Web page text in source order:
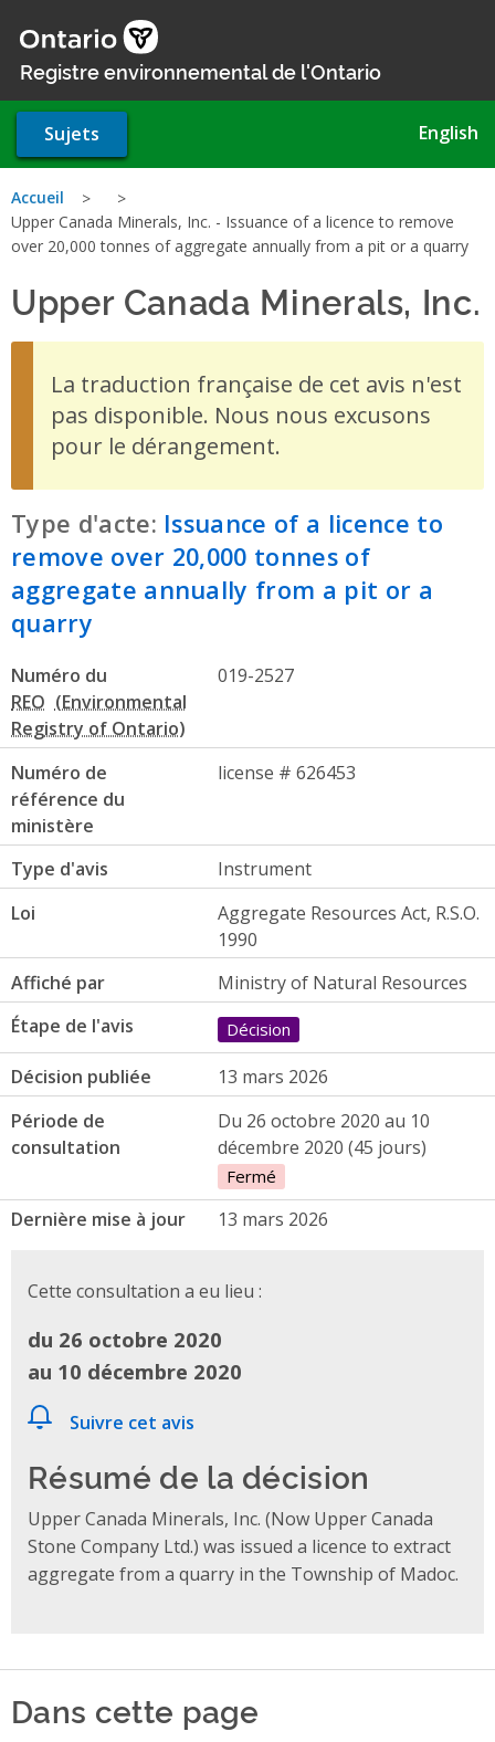
au
contenu
Registre environnemental de l'Ontario
Sujets English
Vous
êtes
ici
Accueil
Upper Canada Minerals, Inc. - Issuance of a licence to remove
over 20,000 tonnes of aggregate annually from a pit or a quarry
Upper Canada Minerals, Inc.
La traduction française de cet avis n'est
pas disponible. Nous nous excusons
pour le dérangement.
Type d'acte: Issuance of a licence to
remove over 20,000 tonnes of
aggregate annually from a pit or a
quarry
Numéro du
REO
019-2527
Numéro de
référence du
ministère
license # 626453
Type d'avis
Instrument
Loi
Aggregate Resources Act, R.S.O.
1990
Affiché par
Ministry of Natural Resources
Étape de l'avis
Décision
Décision publiée
13 mars 2026
Période de
consultation
Du 26 octobre 2020 au 10
décembre 2020 (45 jours)
Fermé
Dernière mise à jour 13 mars 2026
Cette consultation a eu lieu :
du 26 octobre 2020
au 10 décembre 2020
Suivre cet avis
Résumé de la décision
Upper Canada Minerals, Inc. (Now Upper Canada
Stone Company Ltd.) was issued a licence to extract
aggregate from a quarry in the Township of Madoc.
Dans cette page